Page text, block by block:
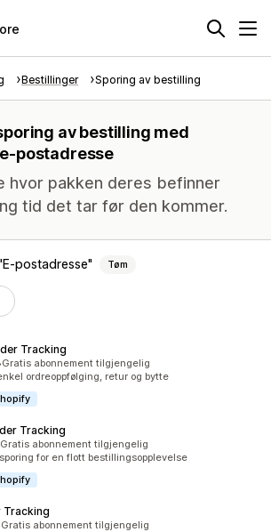
Bestillinger Sporing av bestilling
av bestilling med
postadresse
hvor pakken deres befinner
tid det tar før den kommer.
E-postadresse Tøm
Tracking
Gratis abonnement tilgjengelig
ordreoppfølging, retur og bytte
Tracking
Gratis abonnement tilgjengelig
for en flott bestillingsopplevelse
Tracking
Gratis abonnement tilgjengelig